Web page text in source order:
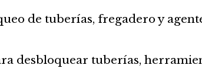
de tuberías, fregadero y
desbloquear tuberías,